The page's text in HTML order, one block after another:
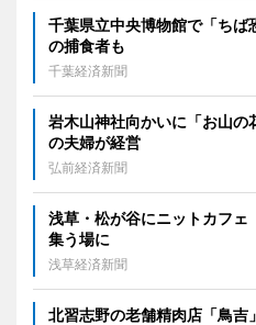
千葉県立中央博物館で「ち
の捕食者も
千葉経済新聞
岩木山神社向かいに「お山
の夫婦が経営
弘前経済新聞
浅草・松が谷にニットカフ
集う場に
浅草経済新聞
北習志野の老舗精肉店「鳥